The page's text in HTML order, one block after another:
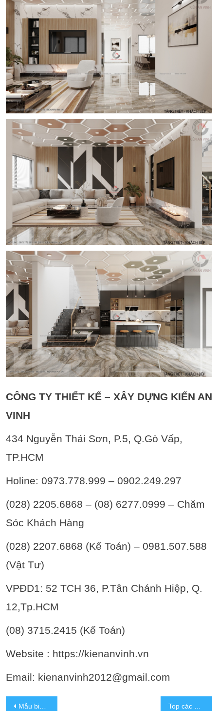
CÔNG TY THIẾT KẾ – XÂY DỰNG KIẾN AN
VINH
434 Nguyễn Thái Sơn, P.5, Q.Gò Vấp,
TP.HCM
Holine: 0973.778.999 – 0902.249.297
(028) 2205.6868 – (08) 6277.0999 – Chăm
Sóc Khách Hàng
(028) 2207.6868 (Kế Toán) – 0981.507.588
(Vật Tư)
VPĐD1: 52 TCH 36, P.Tân Chánh Hiệp, Q.
12,Tp.HCM
(08) 3715.2415 (Kế Toán)
Website : https://kienanvinh.vn
Email: kienanvinh2012@gmail.com
Mẫu biệt thự 2 tầng tân cổ điển kiểu Pháp sân vườn có hồ bơi Top các mẫu biệt thự 2 tầng đẹp thiết kế hiện đại, tân cổ điển …